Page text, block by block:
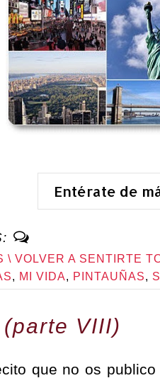
Entérate de
\ VOLVER A SENTIRTE
, MI VIDA, PINTAUÑAS,
VIII)
que no os